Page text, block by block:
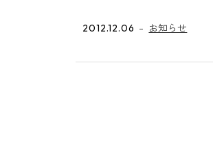
2012.12.06 お知らせ